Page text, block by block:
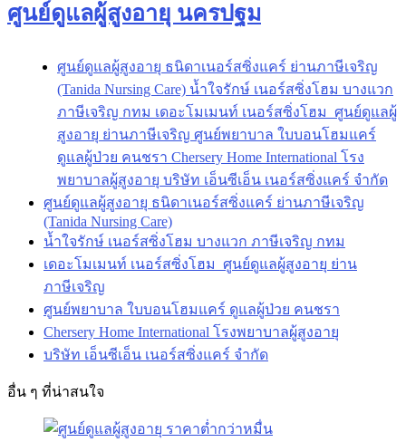
ศูนย์ดูแลผู้สูงอายุ นครปฐม
ศูนย์ดูแลผู้สูงอายุ ธนิดาเนอร์สซิ่งแคร์ ย่านภาษีเจริญ
(Tanida Nursing Care) น้ำใจรักษ์ เนอร์สซิ่งโฮม บางแวก
ภาษีเจริญ กทม เดอะโมเมนท์ เนอร์สซิ่งโฮม ศูนย์ดูแลผู้
สูงอายุ ย่านภาษีเจริญ ศูนย์พยาบาล ใบบอนโฮมแคร์
ดูแลผู้ป่วย คนชรา Chersery Home International โรง
พยาบาลผู้สูงอายุ บริษัท เอ็นซีเอ็น เนอร์สซิ่งแคร์ จำกัด
ศูนย์ดูแลผู้สูงอายุ ธนิดาเนอร์สซิ่งแคร์ ย่านภาษีเจริญ
(Tanida Nursing Care)
น้ำใจรักษ์ เนอร์สซิ่งโฮม บางแวก ภาษีเจริญ กทม
เดอะโมเมนท์ เนอร์สซิ่งโฮม ศูนย์ดูแลผู้สูงอายุ ย่าน
ภาษีเจริญ
ศูนย์พยาบาล ใบบอนโฮมแคร์ ดูแลผู้ป่วย คนชรา
Chersery Home International โรงพยาบาลผู้สูงอายุ
บริษัท เอ็นซีเอ็น เนอร์สซิ่งแคร์ จำกัด
อื่น ๆ ที่น่าสนใจ